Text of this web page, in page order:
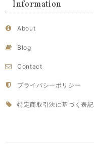
Information
About
Blog
Contact
プライバシーポリシー
特定商取引法に基づく表記